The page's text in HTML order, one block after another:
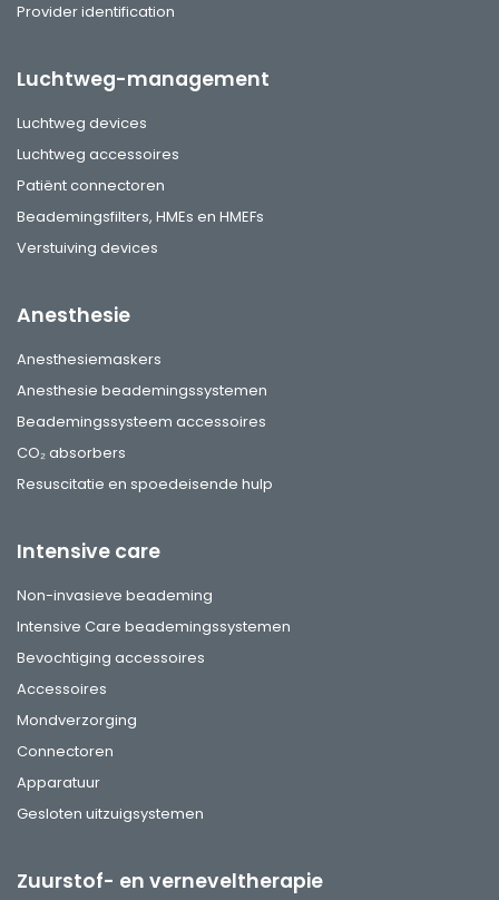
Provider identification
Luchtweg-management
Luchtweg devices
Luchtweg accessoires
Patiënt connectoren
Beademingsfilters, HMEs en HMEFs
Verstuiving devices
Anesthesie
Anesthesiemaskers
Anesthesie beademingssystemen
Beademingssysteem accessoires
CO₂ absorbers
Resuscitatie en spoedeisende hulp
Intensive care
Non-invasieve beademing
Intensive Care beademingssystemen
Bevochtiging accessoires
Accessoires
Mondverzorging
Connectoren
Apparatuur
Gesloten uitzuigsystemen
Zuurstof- en verneveltherapie